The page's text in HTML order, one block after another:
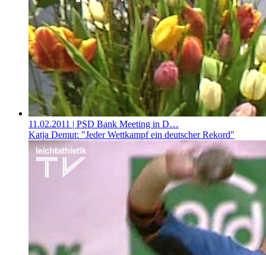
11.02.2011 | PSD Bank Meeting in D…
Katja Demut: "Jeder Wettkampf ein deutscher Rekord"